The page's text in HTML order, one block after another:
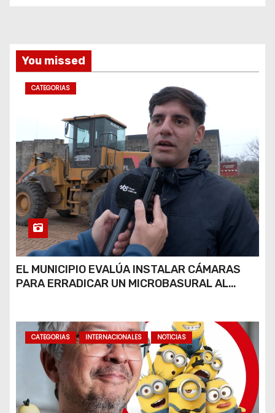
s
You missed
CATEGORIAS
EL MUNICIPIO EVALÚA INSTALAR CÁMARAS
PARA ERRADICAR UN MICROBASURAL AL
CATEGORIAS INTERNACIONALES NOTICIAS